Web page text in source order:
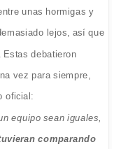
unas hormigas y
lejos, así que
debatieron
vez para siempre,
oficial:
equipo sean iguales,
comparando